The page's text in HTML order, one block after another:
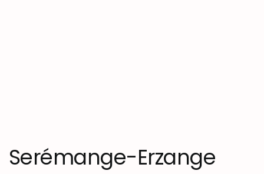
Serémange-Erzange